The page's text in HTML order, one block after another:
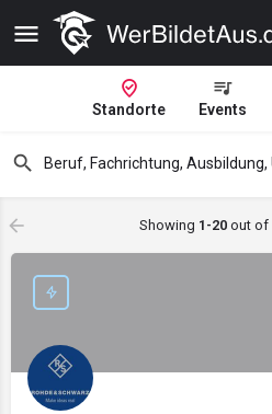
Standorte Events
Showing 1-20out of